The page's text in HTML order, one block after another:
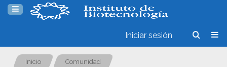
Iniciar sesión
Inicio Comunidad